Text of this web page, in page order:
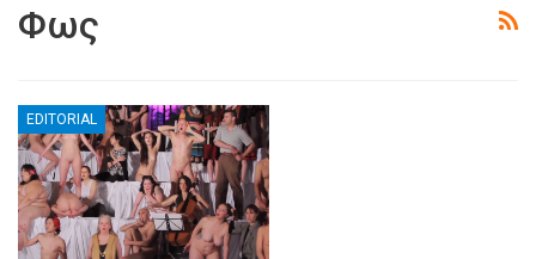
Φως
EDITORIAL